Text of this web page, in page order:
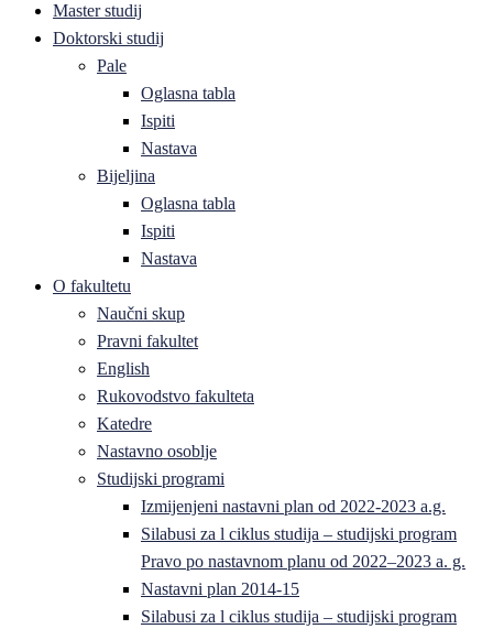
Master studij
Doktorski studij
Pale
Oglasna tabla
Ispiti
Nastava
Bijeljina
Oglasna tabla
Ispiti
Nastava
O fakultetu
Naučni skup
Pravni fakultet
English
Rukovodstvo fakulteta
Katedre
Nastavno osoblje
Studijski programi
Izmijenjeni nastavni plan od 2022-2023 a.g.
Silabusi za l ciklus studija – studijski program
Pravo po nastavnom planu od 2022–2023 a. g.
Nastavni plan 2014-15
Silabusi za l ciklus studija – studijski program